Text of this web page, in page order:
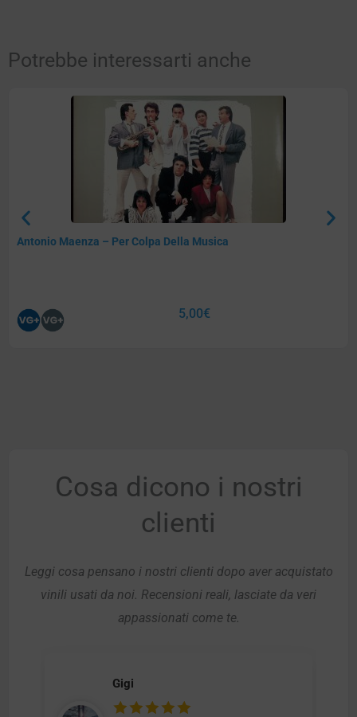
Potrebbe interessarti anche
Antonio Maenza – Per Colpa Della Musica
5,00€
Cosa dicono i nostri
clienti
Leggi cosa pensano i nostri clienti dopo aver acquistato
vinili usati da noi. Recensioni reali, lasciate da veri
appassionati come te.
Gigi